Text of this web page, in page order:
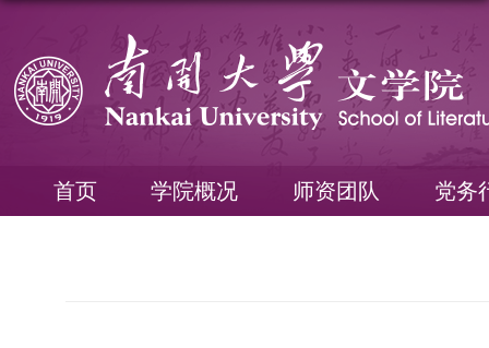
首页 学院概况 师资团队 党务